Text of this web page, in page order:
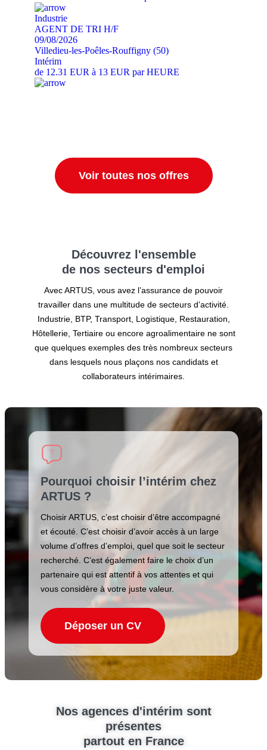
Industrie
AGENT DE TRI H/F
09/08/2026
Villedieu-les-Poêles-Rouffigny (50)
Intérim
de 12.31 EUR à 13 EUR par HEURE
Voir toutes nos offres
Découvrez l'ensemble
de nos secteurs d'emploi
Avec ARTUS, vous avez l’assurance de pouvoir
travailler dans une multitude de secteurs d’activité.
Industrie, BTP, Transport, Logistique, Restauration,
Hôtellerie, Tertiaire ou encore agroalimentaire ne sont
que quelques exemples des très nombreux secteurs
dans lesquels nous plaçons nos candidats et
collaborateurs intérimaires.
Pourquoi choisir l’intérim chez
ARTUS ?
Choisir ARTUS, c’est choisir d’être accompagné
et écouté. C’est choisir d’avoir accès à un large
volume d’offres d’emploi, quel que soit le secteur
recherché. C’est également faire le choix d’un
partenaire qui est attentif à vos attentes et qui
vous considère à votre juste valeur.
Déposer un CV
Nos agences d'intérim sont
présentes
partout en France